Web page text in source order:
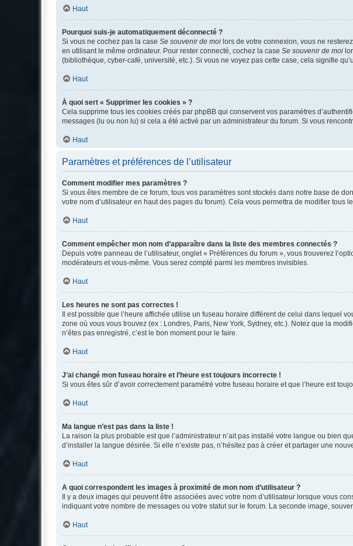
Haut
Pourquoi suis-je automatiquement déconnecté ?
Si vous ne cochez pas la case Se souvenir de moi lors de votre connexion, vous ne
en utilisant le même ordinateur. Pour rester connecté, cochez la case Se souvenir de moi
(bibliothèque, cyber-café, université, etc.). Si vous ne voyez pas cette case, cela signifie
Haut
À quoi sert « Supprimer les cookies » ?
Cela supprime tous les cookies créés par phpBB qui conservent vos paramètres
messages (lu ou non lu) si cela a été activé par un administrateur du forum. Si vous
Haut
Paramètres et préférences de l’utilisateur
Comment modifier mes paramètres ?
Si vous êtes membre de ce forum, tous vos paramètres sont stockés dans notre base de
votre nom d’utilisateur en haut des pages du forum). Cela vous permettra de modifier tous
Haut
Comment empêcher mon nom d’apparaître dans la liste des membres connectés ?
Depuis votre panneau de l’utilisateur, onglet « Préférences du forum », vous trouverez
modérateurs et vous-même. Vous serez compté parmi les membres invisibles.
Haut
Les heures ne sont pas correctes !
Il est possible que l’heure affichée utilise un fuseau horaire différent de celui dans lequel
zone où vous vous trouvez (ex : Londres, Paris, New York, Sydney, etc.). Notez que la
n’êtes pas enregistré, c’est le bon moment pour le faire.
Haut
J’ai changé mon fuseau horaire et l’heure est toujours incorrecte !
Si vous êtes sûr d’avoir correctement paramétré votre fuseau horaire et que l’heure est
Haut
Ma langue n’est pas dans la liste !
La raison la plus probable est que l’administrateur n’ait pas installé votre langue ou bien
d’installer la langue désirée. Si elle n’existe pas, n’hésitez pas à créer et partager une
Haut
A quoi correspondent les images à proximité de mon nom d’utilisateur ?
Il y a deux images qui peuvent être associées avec votre nom d’utilisateur lorsque vous
indiquant votre nombre de messages ou votre statut sur le forum. La seconde image,
Haut